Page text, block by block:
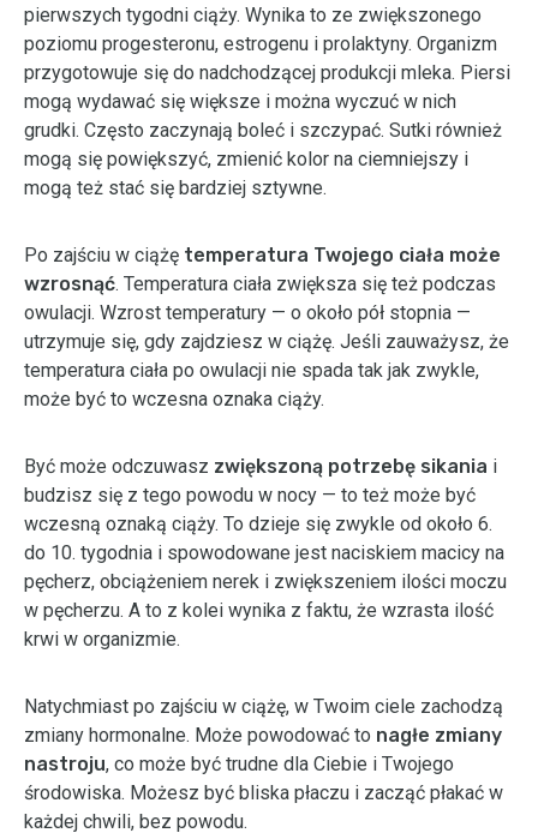
pierwszych tygodni ciąży. Wynika to ze zwiększonego
poziomu progesteronu, estrogenu i prolaktyny. Organizm
przygotowuje się do nadchodzącej produkcji mleka. Piersi
mogą wydawać się większe i można wyczuć w nich
grudki. Często zaczynają boleć i szczypać. Sutki również
mogą się powiększyć, zmienić kolor na ciemniejszy i
mogą też stać się bardziej sztywne.
Po zajściu w ciążę temperatura Twojego ciała może
wzrosnąć. Temperatura ciała zwiększa się też podczas
owulacji. Wzrost temperatury — o około pół stopnia —
utrzymuje się, gdy zajdziesz w ciążę. Jeśli zauważysz, że
temperatura ciała po owulacji nie spada tak jak zwykle,
może być to wczesna oznaka ciąży.
Być może odczuwasz zwiększoną potrzebę sikania i
budzisz się z tego powodu w nocy — to też może być
wczesną oznaką ciąży. To dzieje się zwykle od około 6.
do 10. tygodnia i spowodowane jest naciskiem macicy na
pęcherz, obciążeniem nerek i zwiększeniem ilości moczu
w pęcherzu. A to z kolei wynika z faktu, że wzrasta ilość
krwi w organizmie.
Natychmiast po zajściu w ciążę, w Twoim ciele zachodzą
zmiany hormonalne. Może powodować to nagłe zmiany
nastroju, co może być trudne dla Ciebie i Twojego
środowiska. Możesz być bliska płaczu i zacząć płakać w
każdej chwili, bez powodu.